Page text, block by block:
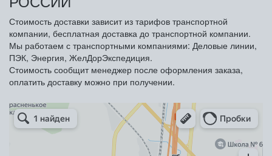
Стоимость доставки зависит из тарифов транспортной
компании, бесплатная доставка до транспортной компании.
Мы работаем с транспортными компаниями: Деловые линии,
ПЭК, Энергия, ЖелДорЭкспедиция.
Стоимость сообщит менеджер после оформления заказа,
оплатить доставку можно при получении.
Арметкон
Металлическая мебель в Санкт‑Петербурге
Торговое оборудование в Санкт‑Петербурге